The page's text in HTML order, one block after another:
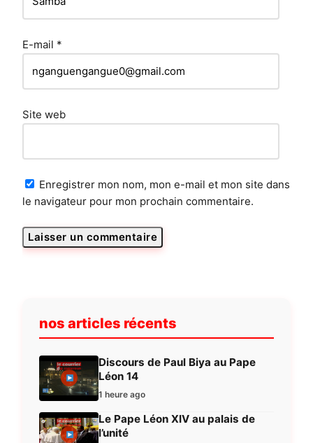
E-mail *
Site web
Enregistrer mon nom, mon e-mail et mon site dans
le navigateur pour mon prochain commentaire.
nos articles récents
Discours de Paul Biya au Pape
Léon 14
1 heure ago
Le Pape Léon XIV au palais de
l’unité